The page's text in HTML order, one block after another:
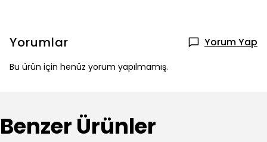
Yorumlar Yorum Yap
Bu ürün için henüz yorum yapılmamış.
Benzer Ürünler